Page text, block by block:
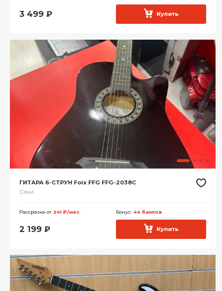
3 499 ₽ Купить
ГИТАРА 6-СТРУН Foix FFG FFG-2038C
Сочи
Рассрочка от 241 ₽/мес. Бонус: 44 баллов
2 199 ₽ Купить